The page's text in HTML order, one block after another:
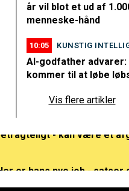
år vil blot et ud af
menneske-hånd
10:05 KUNSTIG
AI-godfather
kommer til at løbe
Vis flere artikler
er hans nye job - satser